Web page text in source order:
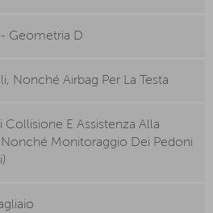
Geometria D
Nonché Airbag Per La Testa
Collisione E Assistenza Alla
Monitoraggio Dei Pedoni